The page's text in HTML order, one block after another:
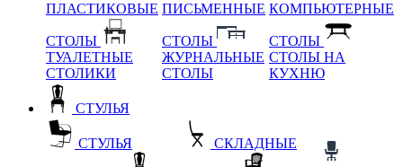
ПЛАСТИКОВЫЕ
СТОЛЫ
ТУАЛЕТНЫЕ
СТОЛИКИ
ПИСЬМЕННЫЕ
СТОЛЫ
ЖУРНАЛЬНЫЕ
СТОЛЫ
КОМПЬЮТЕРНЫЕ
СТОЛЫ
СТОЛЫ НА
КУХНЮ
СТУЛЬЯ
СТУЛЬЯ СКЛАДНЫЕ